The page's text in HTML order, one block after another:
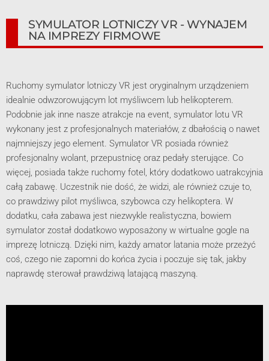
SYMULATOR LOTNICZY VR - WYNAJEM
NA IMPREZY FIRMOWE
Ruchomy symulator lotniczy VR jest oryginalnym urządzeniem
idealnie odwzorowującym lot myśliwcem lub helikopterem.
Podobnie jak inne nasze atrakcje na event, symulator lotu VR
wykonany jest z profesjonalnych materiałów, z dbałością o nawet
najmniejszy jego element. Symulator VR posiada również
profesjonalny wolant, przepustnicę oraz pedały sterujące. Co
więcej, posiada także ruchomy fotel, który dodatkowo uatrakcyjnia
całą zabawę. Uczestnik nie dość, że widzi, ale również czuje to,
co prawdziwy pilot myśliwca, szybowca czy helikoptera. W
dodatku, cała zabawa jest niezwykle realistyczna, bowiem
symulator został dodatkowo wyposażony w wirtualne gogle na
imprezę lotniczą. Dzięki nim, każdy amator latania może przeżyć
coś, czego nie zapomni do końca życia i poczuje się tak, jakby
naprawdę sterował prawdziwą latającą maszyną.